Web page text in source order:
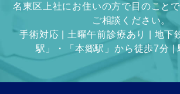
名東区上社にお住いの方で目のこと
ご相談ください。
手術対応 | 土曜午前診療あり | 地下
駅」・「本郷駅」から徒歩7分 |